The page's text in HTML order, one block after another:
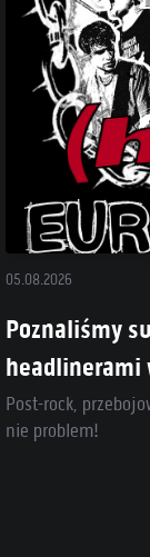
05.08.2026
Poznaliśmy
headlinerami
Post-rock,
nie problem!